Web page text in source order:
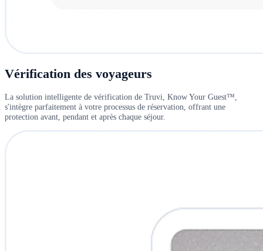
Vérification des voyageurs
La solution intelligente de vérification de Truvi, Know Your Guest™,
s'intègre parfaitement à votre processus de réservation, offrant une
protection avant, pendant et après chaque séjour.